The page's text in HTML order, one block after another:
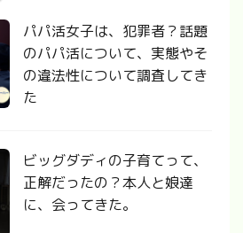
パパ活女子は、犯罪者？話題
のパパ活について、実態やそ
の違法性について調査してき
た
ビッグダディの子育てって、
正解だったの？本人と娘達
に、会ってきた。